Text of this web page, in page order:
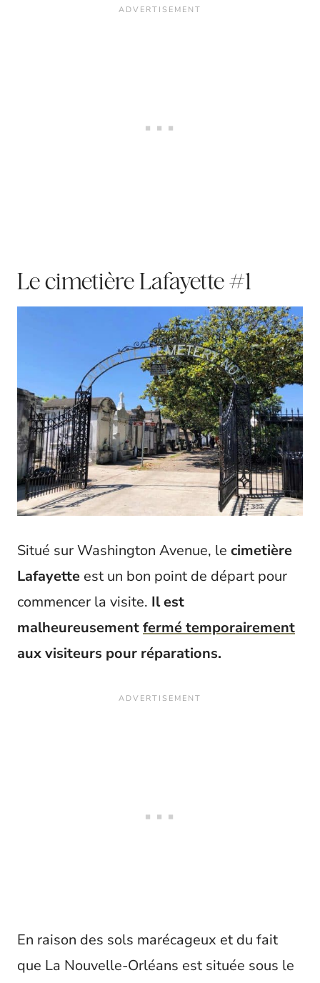
Le cimetière Lafayette #1
Situé sur Washington Avenue, le cimetière
Lafayette est un bon point de départ pour
commencer la visite. Il est
malheureusementfermé temporairement
aux visiteurs pour réparations.
En raison des sols marécageux et du fait
que La Nouvelle-Orléans est située sous le